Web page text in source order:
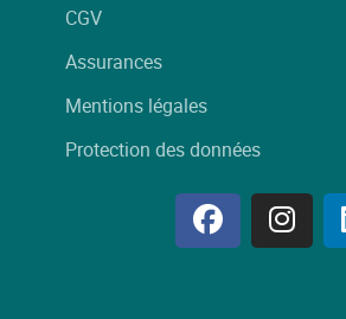
CGV
Assurances
Mentions légales
Protection des données